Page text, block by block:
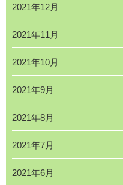
2021年12月
2021年11月
2021年10月
2021年9月
2021年8月
2021年7月
2021年6月